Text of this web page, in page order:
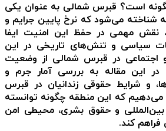
است؟ قبرس شمالی به عنوان یکی
شناخته می‌شود که نرخ پایین جرایم و
نقش مهمی در حفظ این امنیت ایفا
سیاسی و تنش‌های تاریخی در این
اجتماعی در قبرس شمالی از وضعیت
در این مقاله به بررسی آمار جرم و
و شرایط حقوقی زندانیان در قبرس
می‌دهیم که این منطقه چگونه توانسته
بین‌المللی و حقوق بشری، محیطی امن
فراهم کند.